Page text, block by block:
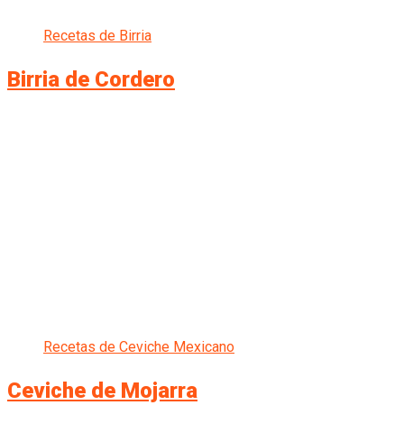
Recetas de Birria
Birria de Cordero
Recetas de Ceviche Mexicano
Ceviche de Mojarra